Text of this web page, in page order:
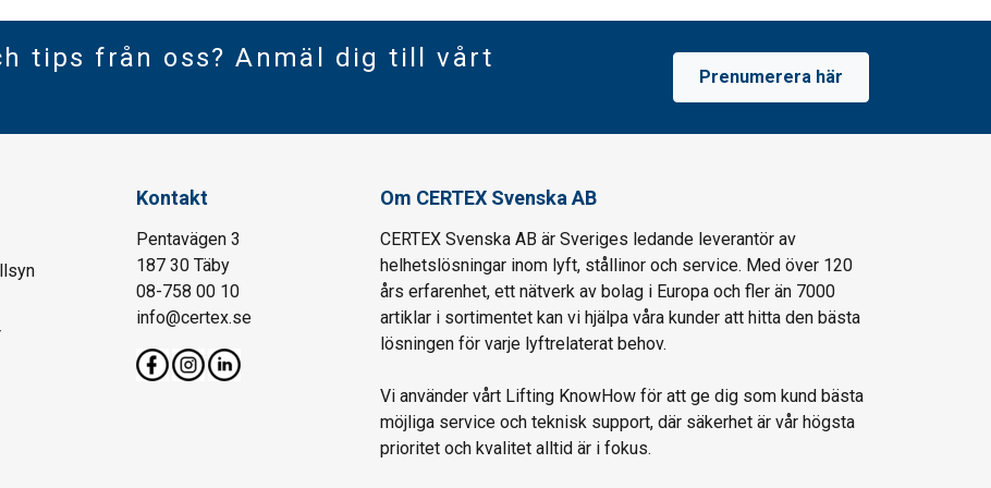
tips från oss? Anmäl dig till vårt
Prenumerera här
Kontakt
Pentavägen 3
187 30 Täby
08-758 00 10
info@certex.se
Om CERTEX Svenska AB
CERTEX Svenska AB är Sveriges ledande leverantör av
helhetslösningar inom lyft, stållinor och service. Med över 120
års erfarenhet, ett nätverk av bolag i Europa och fler än 7000
artiklar i sortimentet kan vi hjälpa våra kunder att hitta den bästa
lösningen för varje lyftrelaterat behov.
Vi använder vårt Lifting KnowHow för att ge dig som kund bästa
möjliga service och teknisk support, där säkerhet är vår högsta
prioritet och kvalitet alltid är i fokus.